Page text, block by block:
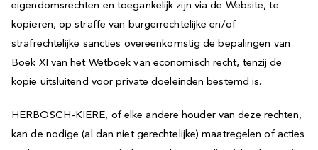
eigendomsrechten en toegankelijk zijn via de Website, te
kopiëren, op straffe van burgerrechtelijke en/of
strafrechtelijke sancties overeenkomstig de bepalingen van
Boek XI van het Wetboek van economisch recht, tenzij de
kopie uitsluitend voor private doeleinden bestemd is.
HERBOSCH-KIERE, of elke andere houder van deze rechten,
kan de nodige (al dan niet gerechtelijke) maatregelen of acties